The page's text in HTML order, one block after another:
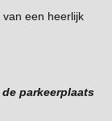
een heerlijk
parkeerplaats